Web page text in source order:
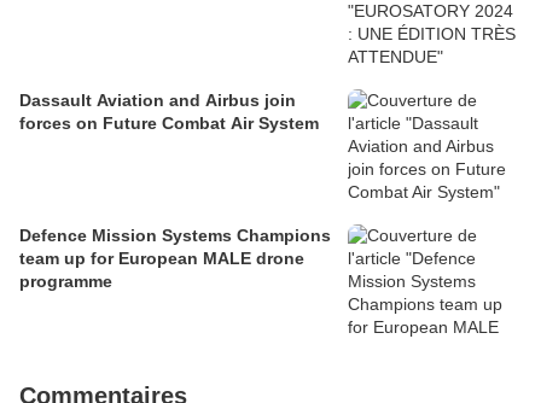
Dassault Aviation and Airbus join
forces on Future Combat Air System
Defence Mission Systems Champions
team up for European MALE drone
programme
Commentaires